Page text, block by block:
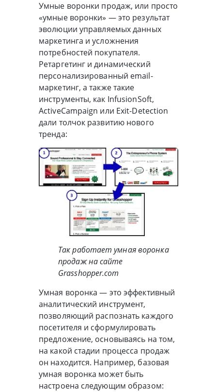
Умные воронки продаж, или просто
«умные воронки» — это результат
эволюции управляемых данных
маркетинга и усложнения
потребностей покупателя.
Ретаргетинг и динамический
персонализированный email-
маркетинг, а также такие
инструменты, как InfusionSoft,
ActiveCampaign или Exit-Detection
дали толчок развитию нового
тренда:
Так работает умная воронка
продаж на сайте
Grasshopper.com
Умная воронка — это эффективный
аналитический инструмент,
позволяющий распознать каждого
посетителя и сформулировать
предложение, основываясь на том,
на какой стадии процесса продаж
он находится. Например, базовая
умная воронка может быть
настроена следующим образом: